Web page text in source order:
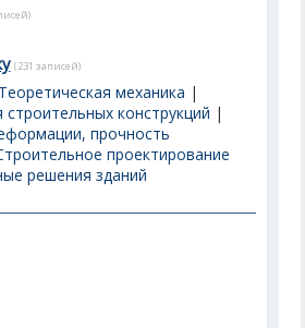
(231 записей)
Теоретическая механика |
конструкций |
прочность
проектирование
решения зданий